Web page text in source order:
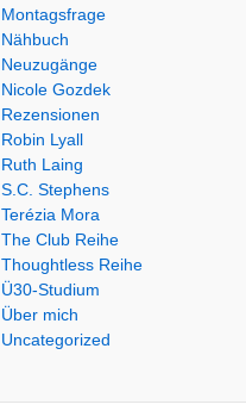
Montagsfrage
Nähbuch
Neuzugänge
Nicole Gozdek
Rezensionen
Robin Lyall
Ruth Laing
S.C. Stephens
Terézia Mora
The Club Reihe
Thoughtless Reihe
Ü30-Studium
Über mich
Uncategorized